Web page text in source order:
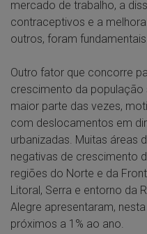
mercado de trabalho, a
contraceptivos e a
outros, foram
Outro fator que concorre
crescimento da população
maior parte das vezes,
com deslocamentos em
urbanizadas. Muitas áreas
negativas de crescimento
regiões do Norte e da
Litoral, Serra e entorno da
Alegre apresentaram,
próximos a 1% ao ano.